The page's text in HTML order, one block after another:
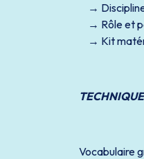
Rôle et
Kit
Vocabulaire